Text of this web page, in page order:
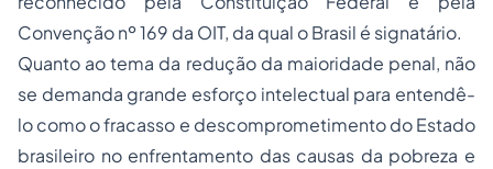
Convenção nº 169 da OIT, da qual o Brasil é signatário.
Quanto ao tema da redução da maioridade penal, não
se demanda grande esforço intelectual para entendê-
lo como o fracasso e descomprometimento do Estado
brasileiro no enfrentamento das causas da pobreza e